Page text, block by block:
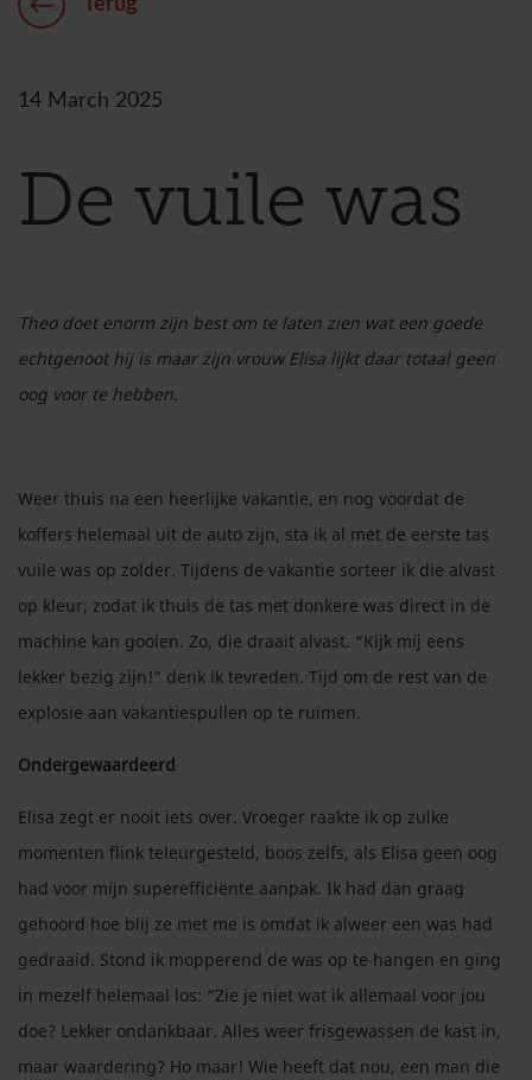
Terug
14 March 2025
De vuile was
Theo doet enorm zijn best om te laten zien wat een goede
echtgenoot hij is maar zijn vrouw Elisa lijkt daar totaal geen
oog voor te hebben.
Weer thuis na een heerlijke vakantie, en nog voordat de
koffers helemaal uit de auto zijn, sta ik al met de eerste tas
vuile was op zolder. Tijdens de vakantie sorteer ik die alvast
op kleur, zodat ik thuis de tas met donkere was direct in de
machine kan gooien. Zo, die draait alvast. “Kijk mij eens
lekker bezig zijn!” denk ik tevreden. Tijd om de rest van de
explosie aan vakantiespullen op te ruimen.
Ondergewaardeerd
Elisa zegt er nooit iets over. Vroeger raakte ik op zulke
momenten flink teleurgesteld, boos zelfs, als Elisa geen oog
had voor mijn superefficiënte aanpak. Ik had dan graag
gehoord hoe blij ze met me is omdat ik alweer een was had
gedraaid. Stond ik mopperend de was op te hangen en ging
in mezelf helemaal los: “Zie je niet wat ik allemaal voor jou
doe? Lekker ondankbaar. Alles weer frisgewassen de kast in,
maar waardering? Ho maar! Wie heeft dat nou, een man die